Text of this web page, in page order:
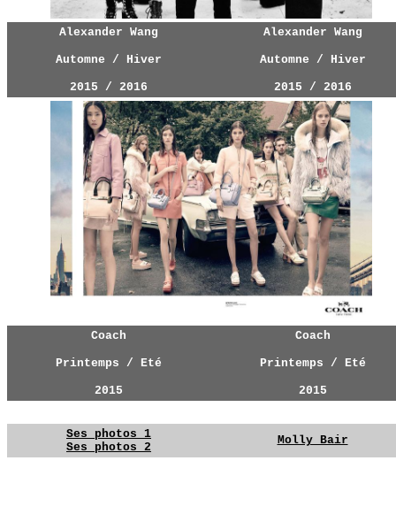
Alexander Wang
Automne / Hiver
2015 / 2016
Alexander Wang
Automne / Hiver
2015 / 2016
Coach
Printemps / Eté
2015
Coach
Printemps / Eté
2015
Ses photos 1
Ses photos 2
Molly Bair